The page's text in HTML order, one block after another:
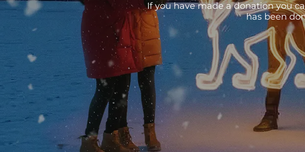
If you have made a donation you
has been